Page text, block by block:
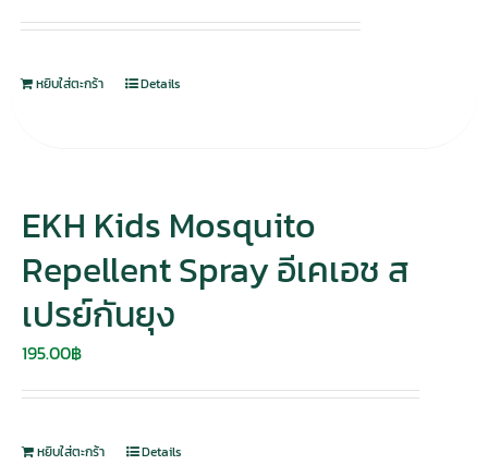
หยิบใส่ตะกร้า Details
EKH Kids Mosquito
Repellent Spray อีเคเอช ส
เปรย์กันยุง
195.00฿
หยิบใส่ตะกร้า Details